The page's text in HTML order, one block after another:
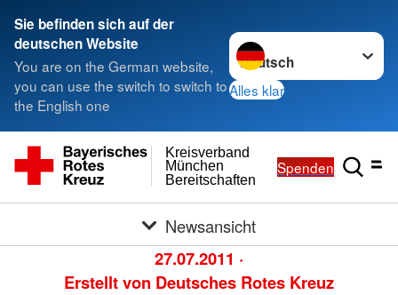
Sie befinden sich auf der
deutschen Website
You are on the German website,
you can use the switch to switch to
the English one
Sprache wechseln zu
Alles klar
Bereitschaften
München
Kreisverband
Spenden
Newsansicht
27.07.2011 ·
Erstellt von Deutsches Rotes Kreuz